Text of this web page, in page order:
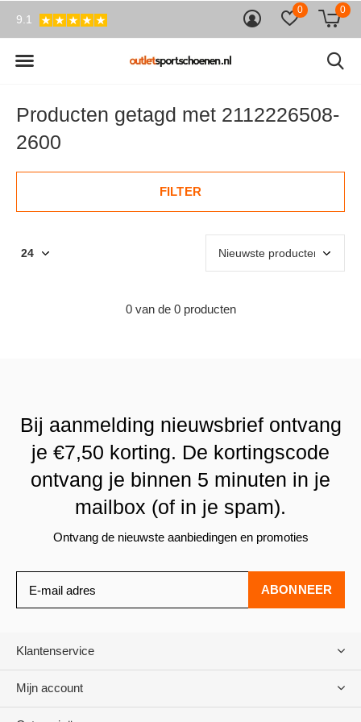
0 0
9.1
Producten getagd met 2112226508-
2600
FILTER
0 van de 0 producten
Bij aanmelding nieuwsbrief ontvang
je €7,50 korting. De kortingscode
ontvang je binnen 5 minuten in je
mailbox (of in je spam).
Ontvang de nieuwste aanbiedingen en promoties
ABONNEER
Klantenservice
Mijn account